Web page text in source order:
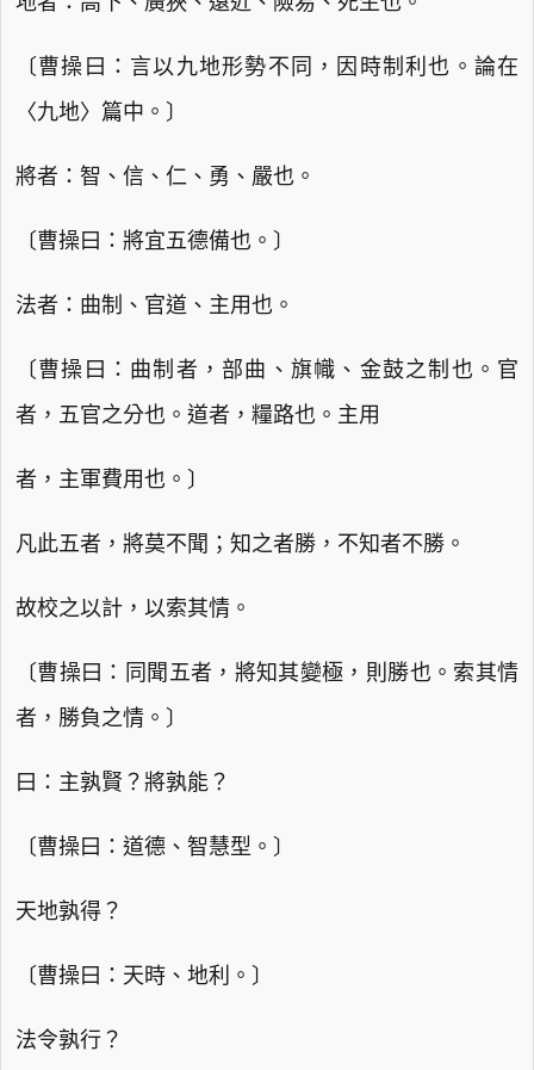
〔曹操曰：言以九地形勢不同，因時制利也。論在
〈九地〉篇中。〕
將者：智、信、仁、勇、嚴也。
〔曹操曰：將宜五德備也。〕
法者：曲制、官道、主用也。
〔曹操曰：曲制者，部曲、旗幟、金鼓之制也。官
者，五官之分也。道者，糧路也。主用
者，主軍費用也。〕
凡此五者，將莫不聞；知之者勝，不知者不勝。
故校之以計，以索其情。
〔曹操曰：同聞五者，將知其變極，則勝也。索其情
者，勝負之情。〕
曰：主孰賢？將孰能？
〔曹操曰：道德、智慧型。〕
天地孰得？
〔曹操曰：天時、地利。〕
法令孰行？